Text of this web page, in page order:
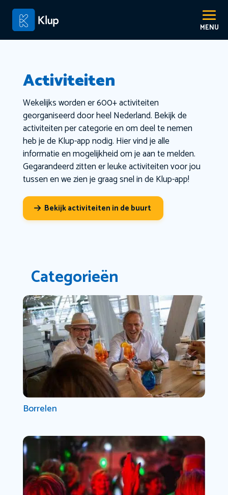
Activiteiten
Wekelijks worden er 600+ activiteiten
georganiseerd door heel Nederland. Bekijk de
activiteiten per categorie en om deel te nemen
heb je de Klup-app nodig. Hier vind je alle
informatie en mogelijkheid om je aan te melden.
Gegarandeerd zitten er leuke activiteiten voor jou
tussen en we zien je graag snel in de Klup-app!
Bekijk activiteiten in de buurt
Categorieën
Borrelen